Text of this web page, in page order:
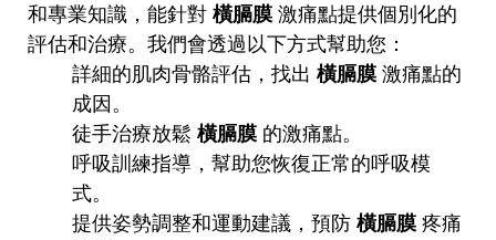
和專業知識，能針對橫膈膜 激痛點提供個別化的
評估和治療。我們會透過以下方式幫助您：
詳細的肌肉骨骼評估，找出橫膈膜 激痛點的
成因。
徒手治療放鬆橫膈膜 的激痛點。
呼吸訓練指導，幫助您恢復正常的呼吸模
式。
提供姿勢調整和運動建議，預防橫膈膜 疼痛